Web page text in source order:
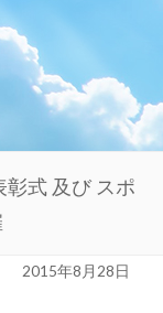
式 及び スポ
2015年8月28日